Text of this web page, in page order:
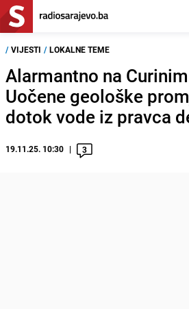
/ VIJESTI / LOKALNE TEME
Alarmantno na
Uočene geološke
dotok vode iz pravca
19.11.25. 10:30 3